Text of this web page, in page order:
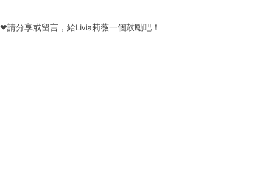
❤請分享或留言，給Livia莉薇一個鼓勵吧！